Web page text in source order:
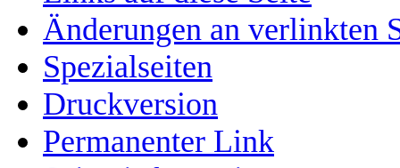
Änderungen an verlinkten
Spezialseiten
Druckversion
Permanenter Link